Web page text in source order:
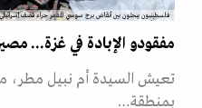
فلسطينيون يبحثون بين أنقاض برج سوسي المدمر جراء قصف إسرائيلي في غزة، 6
مفقودو الإبادة في غزة...
تعيش السيدة أم نبيل مطر،
بمنطقة…